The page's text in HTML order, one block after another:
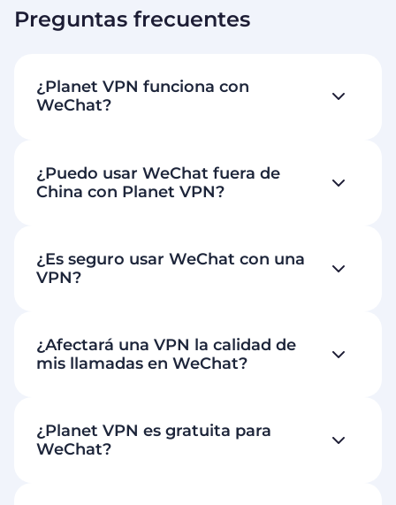
Preguntas frecuentes
¿Planet VPN funciona con
WeChat?
¿Puedo usar WeChat fuera de
China con Planet VPN?
¿Es seguro usar WeChat con una
VPN?
¿Afectará una VPN la calidad de
mis llamadas en WeChat?
¿Planet VPN es gratuita para
WeChat?